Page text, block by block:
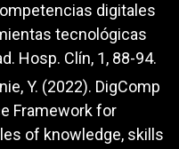
digitales
tecnológicas
Hosp. Clín, 1, 88-94.
Y. (2022). DigComp
Framework for
of knowledge, skills